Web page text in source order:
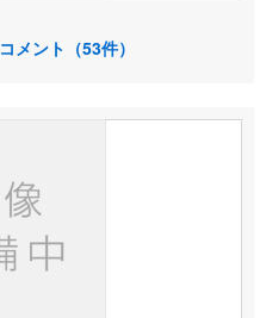
コメント（53件）